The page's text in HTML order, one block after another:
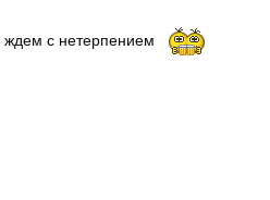
ждем с нетерпением